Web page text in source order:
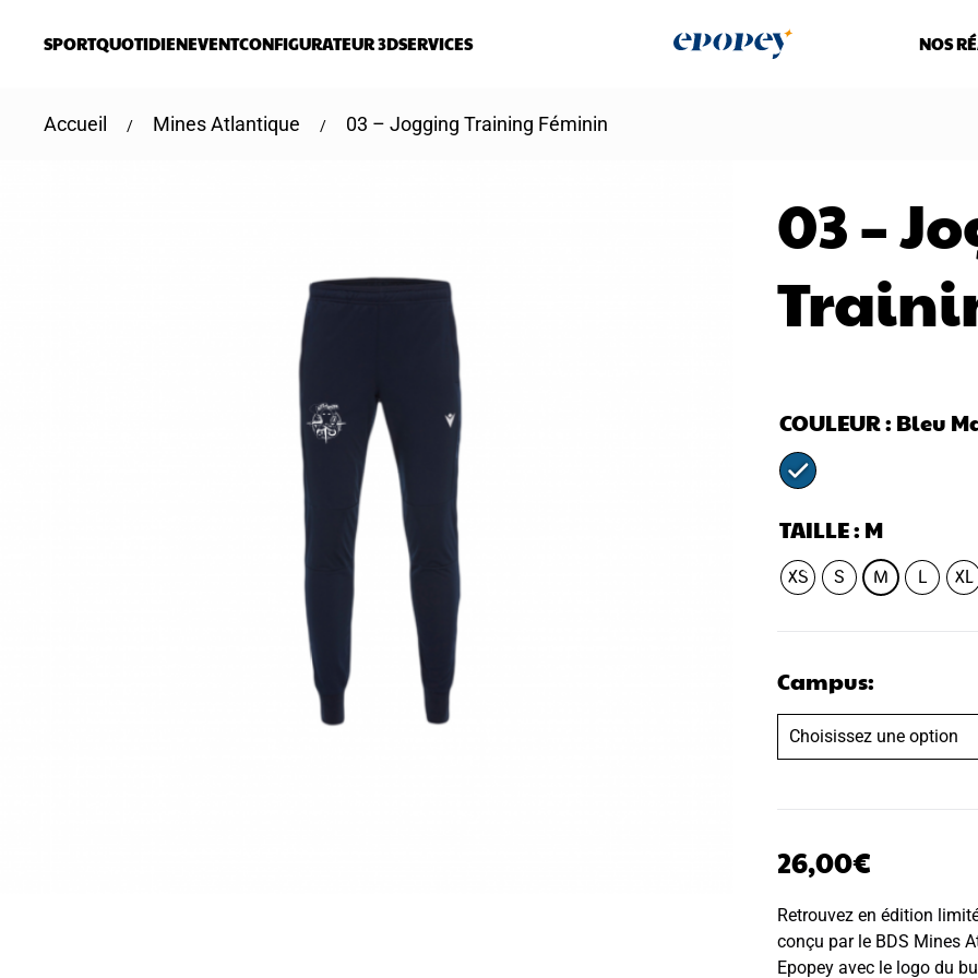
SPORTQUOTIDIENEVENTCONFIGURATEUR 3DSERVICES NOS
Accueil Mines Atlantique 03 – Jogging Training Féminin
03 –
COULEUR: Bleu
TAILLE: M
XS S M L XL
Campus:
26,00€
Retrouvez en édition
conçu par le BDS Mines
Epopey avec le logo du